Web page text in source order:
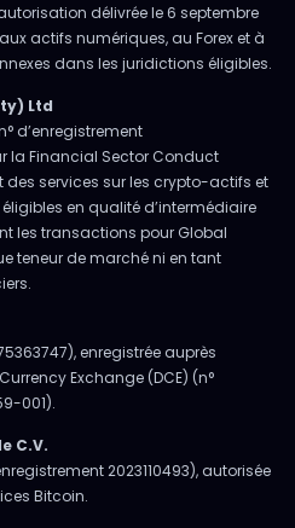
délivrée le 6 septembre
actifs numériques, au Forex et à
dans les juridictions éligibles.
Ltd
d’enregistrement
la Financial Sector Conduct
des services sur les crypto-actifs et
en qualité d’intermédiaire
les transactions pour Global
teneur de marché ni en tant
enregistrée auprès
Exchange (DCE) (n°
001).
C.V.
2023110493), autorisée
Bitcoin.